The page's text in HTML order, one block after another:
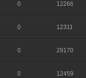
0 12266
0 12311
0 29170
0 12459